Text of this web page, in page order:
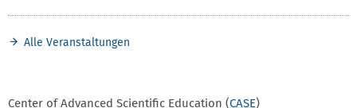
Alle Veranstaltungen
Center of Advanced Scientific Education (CASE)